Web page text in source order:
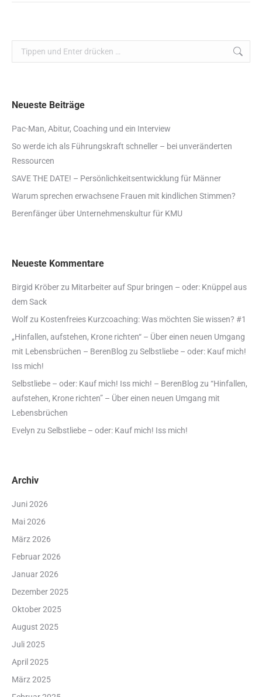
Search:
Neueste Beiträge
Pac-Man, Abitur, Coaching und ein Interview
So werde ich als Führungskraft schneller – bei unveränderten
Ressourcen
SAVE THE DATE! – Persönlichkeitsentwicklung für Männer
Warum sprechen erwachsene Frauen mit kindlichen Stimmen?
Berenfänger über Unternehmenskultur für KMU
Neueste Kommentare
Birgid Kröberzu Mitarbeiter auf Spur bringen – oder: Knüppel aus
dem Sack
Wolfzu Kostenfreies Kurzcoaching: Was möchten Sie wissen? #1
„Hinfallen, aufstehen, Krone richten“ – Über einen neuen Umgang
mit Lebensbrüchen – BerenBlog zu Selbstliebe – oder: Kauf mich!
Iss mich!
Selbstliebe – oder: Kauf mich! Iss mich! – BerenBlog zu “Hinfallen,
aufstehen, Krone richten” – Über einen neuen Umgang mit
Lebensbrüchen
Evelyn zu Selbstliebe – oder: Kauf mich! Iss mich!
Archiv
Juni 2026
Mai 2026
März 2026
Februar 2026
Januar 2026
Dezember 2025
Oktober 2025
August 2025
Juli 2025
April 2025
März 2025